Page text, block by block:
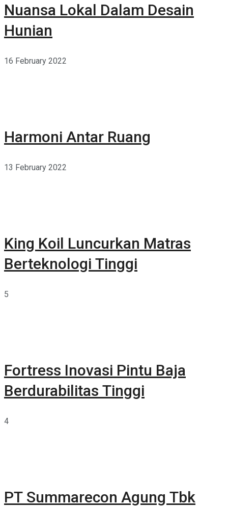
Nuansa Lokal Dalam Desain
Hunian
16 February 2022
Harmoni Antar Ruang
13 February 2022
King Koil Luncurkan Matras
Berteknologi Tinggi
5
Fortress Inovasi Pintu Baja
Berdurabilitas Tinggi
4
PT Summarecon Agung Tbk